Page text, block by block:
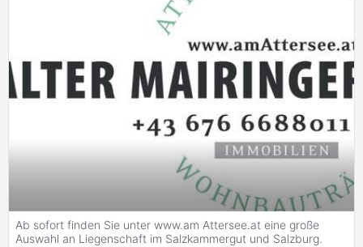
Ab sofort finden Sie unter www.am Attersee.at eine große
Auswahl an Liegenschaft im Salzkammergut und Salzburg.